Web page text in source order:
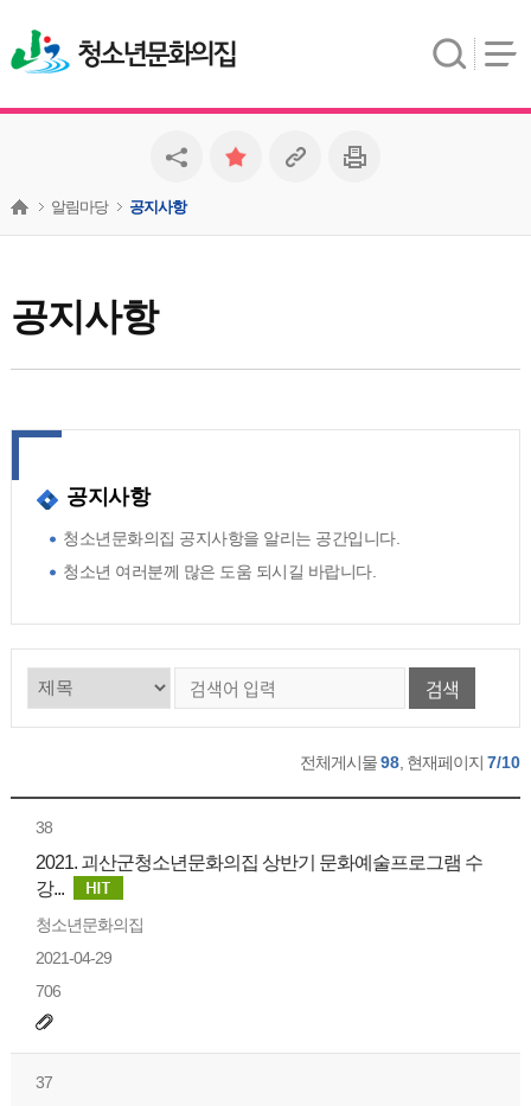
청소년문화의집
공지사항
알림마당 공지사항
공지사항
청소년문화의집 공지사항을 알리는 공간입니다.
청소년 여러분께 많은 도움 되시길 바랍니다.
검색
전체게시물98 , 현재페이지7/10
38
2021. 괴산군청소년문화의집 상반기 문화예술프로그램 수
강...
청소년문화의집
2021-04-29
706
37